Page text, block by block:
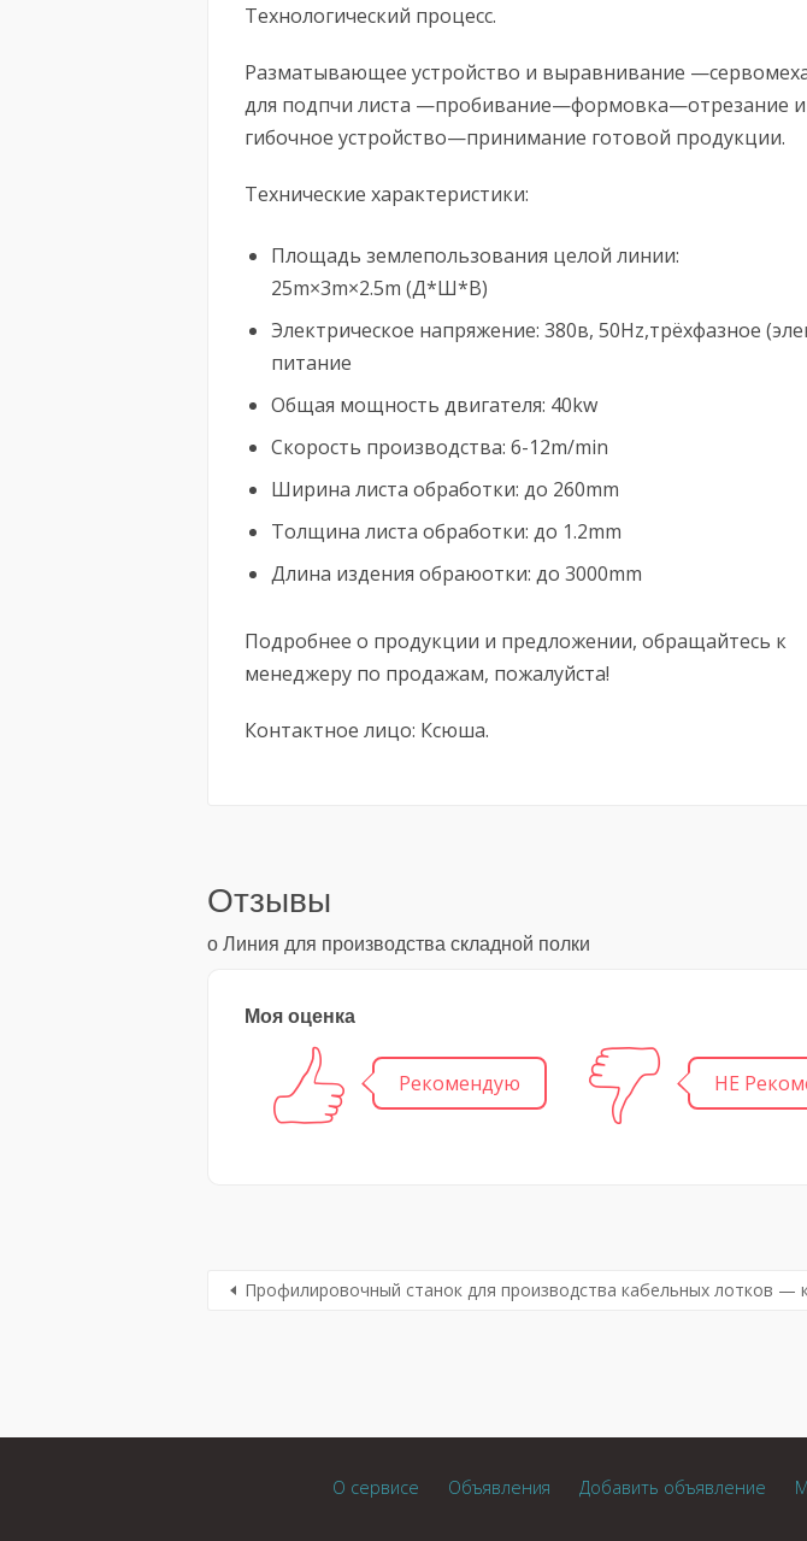
Технологический процесс.
Разматывающее устройство и выравнивание
для подпчи листа —пробивание—формовка—отрезание и
гибочное устройство—принимание готовой продукции.
Технические характеристики:
Площадь землепользования целой линии:
25m×3m×2.5m (Д*Ш*В)
Электрическое напряжение: 380в, 50Hz,трёхфазное
питание
Общая мощность двигателя: 40kw
Скорость производства: 6-12m/min
Ширина листа обработки: до 260mm
Толщина листа обработки: до 1.2mm
Длина издения обраюотки: до 3000mm
Подробнее о продукции и предложении, обращайтесь к
менеджеру по продажам, пожалуйста!
Контактное лицо: Ксюша.
Отзывы
о Линия для производства складной полки
Моя оценка
Рекомендую НЕ
Профилировочный станок для производства кабельных лотков —
О сервисе Объявления Добавить объявление